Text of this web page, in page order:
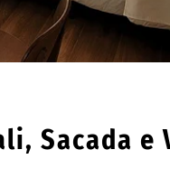
Sacada e